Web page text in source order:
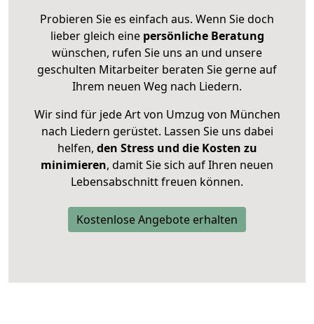
Probieren Sie es einfach aus. Wenn Sie doch
lieber gleich eine persönliche Beratung
wünschen, rufen Sie uns an und unsere
geschulten Mitarbeiter beraten Sie gerne auf
Ihrem neuen Weg nach Liedern.
Wir sind für jede Art von Umzug von München
nach Liedern gerüstet. Lassen Sie uns dabei
helfen, den Stress und die Kosten zu
minimieren, damit Sie sich auf Ihren neuen
Lebensabschnitt freuen können.
Kostenlose Angebote erhalten